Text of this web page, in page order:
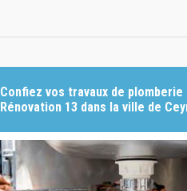
Confiez vos travaux de plomberie
Rénovation 13 dans la ville de